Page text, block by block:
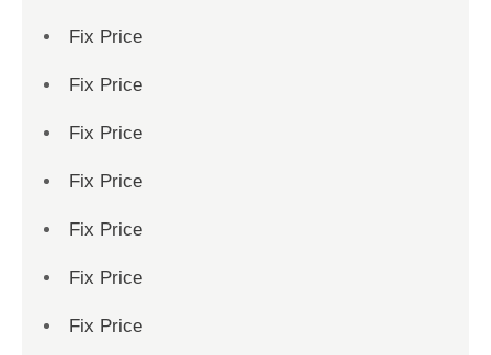
Fix Price
Fix Price
Fix Price
Fix Price
Fix Price
Fix Price
Fix Price